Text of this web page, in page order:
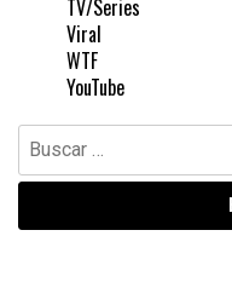
TV/Series
Viral
WTF
YouTube
Buscar: